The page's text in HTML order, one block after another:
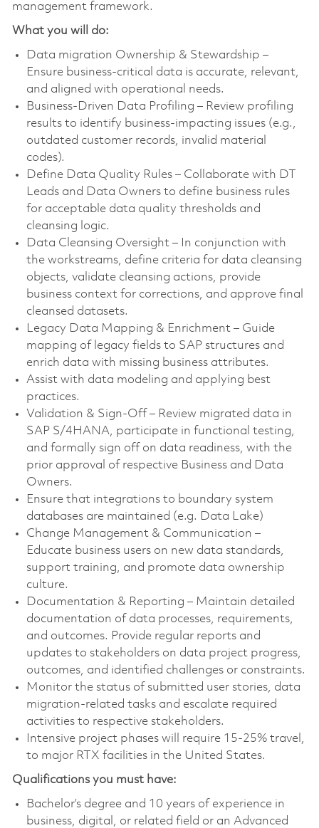
management framework.
What you will do:
Data migration Ownership & Stewardship –
Ensure business-critical data is accurate, relevant,
and aligned with operational needs.
Business-Driven Data Profiling – Review profiling
results to identify business-impacting issues (e.g.,
outdated customer records, invalid material
codes).
Define Data Quality Rules – Collaborate with DT
Leads and Data Owners to define business rules
for acceptable data quality thresholds and
cleansing logic.
Data Cleansing Oversight – In conjunction with
the workstreams, define criteria for data cleansing
objects, validate cleansing actions, provide
business context for corrections, and approve final
cleansed datasets.
Legacy Data Mapping & Enrichment – Guide
mapping of legacy fields to SAP structures and
enrich data with missing business attributes.
Assist with data modeling and applying best
practices.
Validation & Sign-Off – Review migrated data in
SAP S/4HANA, participate in functional testing,
and formally sign off on data readiness, with the
prior approval of respective Business and Data
Owners.
Ensure that integrations to boundary system
databases are maintained (e.g. Data Lake)
Change Management & Communication –
Educate business users on new data standards,
support training, and promote data ownership
culture.
Documentation & Reporting – Maintain detailed
documentation of data processes, requirements,
and outcomes. Provide regular reports and
updates to stakeholders on data project progress,
outcomes, and identified challenges or constraints.
Monitor the status of submitted user stories, data
migration-related tasks and escalate required
activities to respective stakeholders.
Intensive project phases will require 15-25% travel,
to major RTX facilities in the United States.
Qualifications you must have:
Bachelor’s degree and 10 years of experience in
business, digital, or related field or an Advanced